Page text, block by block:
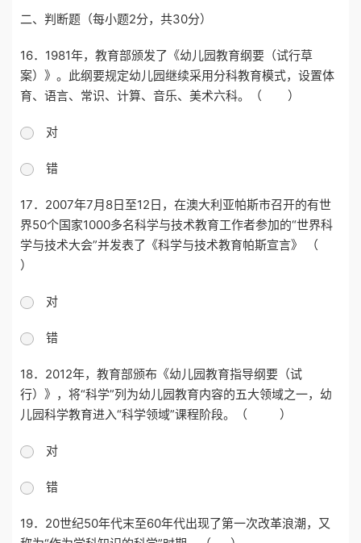
二、 判断题（每小题2分，共30分）
16．1981年，教育部颁发了《幼儿园教育纲要（试行草
案）》。此纲要规定幼儿园继续采用分科教育模式，设置体
育、语言、常识、计算、音乐、美术六科。（ ）
对
错
17．2007年7月8日至12日，在澳大利亚帕斯市召开的有世
界50个国家1000多名科学与技术教育工作者参加的“世界科
学与技术大会”并发表了《科学与技术教育帕斯宣言》 （
）
对
错
18．2012年，教育部颁布《幼儿园教育指导纲要（试
行）》，将“科学”列为幼儿园教育内容的五大领域之一，幼
儿园科学教育进入“科学领域”课程阶段。（ ）
对
错
19．20世纪50年代末至60年代出现了第一次改革浪潮，又